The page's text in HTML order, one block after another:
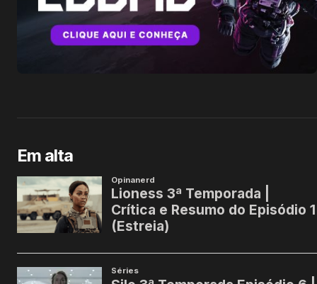
Em alta